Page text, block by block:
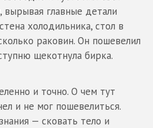
вырывая главные детали
холодильника, стол в
раковин. Он пошевелил
щекотнула бирка.
и точно. О чем тут
и не мог пошевелиться.
— сковать тело и